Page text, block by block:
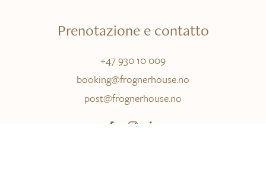
Prenotazione e contatto
+47 930 10 009
booking@frognerhouse.no
post@frognerhouse.no